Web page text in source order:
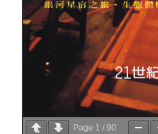
Page 1 / 90